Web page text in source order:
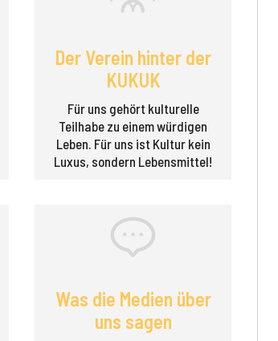
Der Verein hinter der
KUKUK
Für uns gehört kulturelle
Teilhabe zu einem würdigen
Leben. Für uns ist Kultur kein
Luxus, sondern Lebensmittel!
Was die Medien über
uns sagen